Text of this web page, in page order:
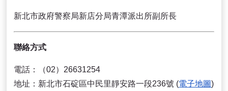
新北市政府警察局新店分局青潭派出所副所長
聯絡方式
電話：（02）26631254
地址：新北市石碇區中民里靜安路一段236號 (電子地圖)